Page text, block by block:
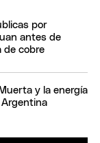
por
antes de
de cobre
y la energía
Argentina